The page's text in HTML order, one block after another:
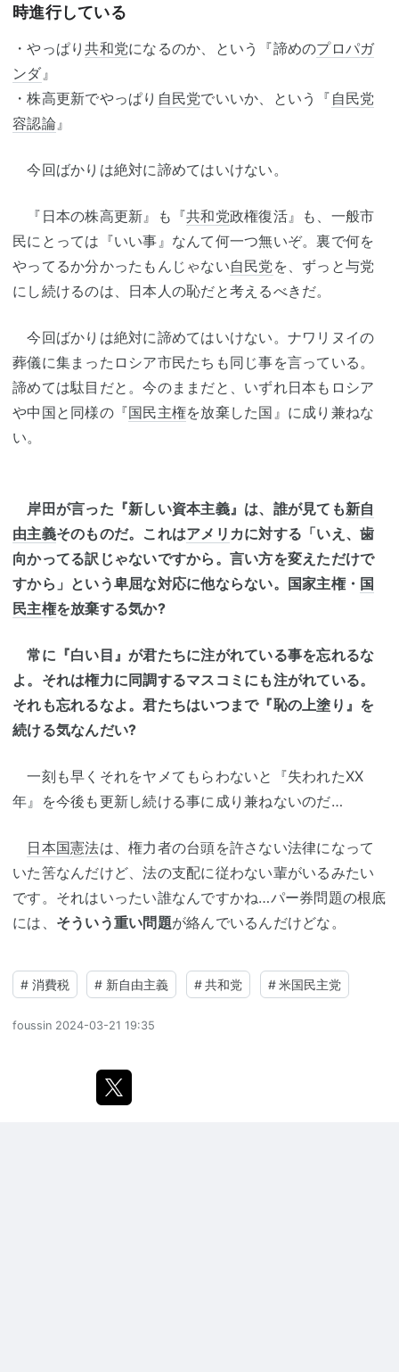
時進行している
・やっぱり共和党になるのか、という『諦めのプロパガ
ンダ 』
・株高更新でやっぱり 自民党でいいか、という『 自民党
容認論 』
今回ばかりは絶対に諦めてはいけない。
『日本の株高更新』も『共和党政権復活』も、一般市
民にとっては『いい事』なんて何一つ無いぞ。裏で何を
やってるか分かったもんじゃない自民党 を、ずっと与党
にし続けるのは、日本人の恥だと考えるべきだ。
今回ばかりは絶対に諦めてはいけない。ナワリヌイの
葬儀に集まったロシア市民たちも同じ事を言っている。
諦めては駄目だと。今のままだと、いずれ日本もロシア
や中国と同様の『国民主権を放棄した国』に成り兼ねな
い。
岸田が言った『新しい資本主義』は、誰が見ても新自
由主義そのものだ。これはアメリ カに対する「いえ、歯
向かってる訳じゃないですから。言い方を変えただけで
すから」という卑屈な対応に他ならない。国家主権・ 国
民主権を放棄する気か?
常に『白い目』が君たちに注がれている事を忘れるな
よ。それは権力に同調するマスコミにも注がれている。
それも忘れるなよ。君たちはいつまで『恥の上塗り』を
続ける気なんだい?
一刻も早くそれをヤメてもらわないと『失われたXX
年』を今後も更新し続ける事に成り兼ねないのだ…
日本国憲法は、権力者の台頭を許さない法律になって
いた筈なんだけど、法の支配に従わない輩がいるみたい
です。それはいったい誰なんですかね…パー券問題の根底
には、 そういう重い問題が絡んでいるんだけどな。
# 消費税 # 新自由主義 # 共和党 # 米国民主党
foussin 2024-03-21 19:35